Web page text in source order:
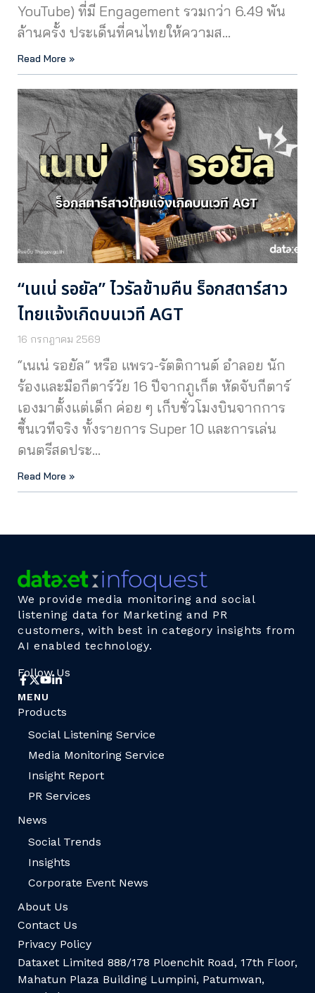
YouTube) ที่มี Engagement รวมกว่า 6.49 พัน
ล้านครั้ง ประเด็นที่คนไทยให้ความส…
Read More »
“เนเน่ รอยัล” ไวรัลข้ามคืน ร็อกสตาร์สาว
ไทยแจ้งเกิดบนเวที AGT
16 กรกฎาคม 2569
“เนเน่ รอยัล” หรือ แพรว-รัตติกานต์ อำลอย นัก
ร้องและมือกีตาร์วัย 16 ปีจากภูเก็ต หัดจับกีตาร์
เองมาตั้งแต่เด็ก ค่อย ๆ เก็บชั่วโมงบินจากการ
ขึ้นเวทีจริง ทั้งรายการ Super 10 และการเล่น
ดนตรีสดประ…
Read More »
We provide media monitoring and social
listening data for Marketing and PR
customers, with best in category insights from
AI enabled technology.
Follow Us
MENU
Products
Social Listening Service
Media Monitoring Service
Insight Report
PR Services
News
Social Trends
Insights
Corporate Event News
About Us
Contact Us
Privacy Policy
Dataxet Limited 888/178 Ploenchit Road, 17th Floor,
Mahatun Plaza Building Lumpini, Patumwan,